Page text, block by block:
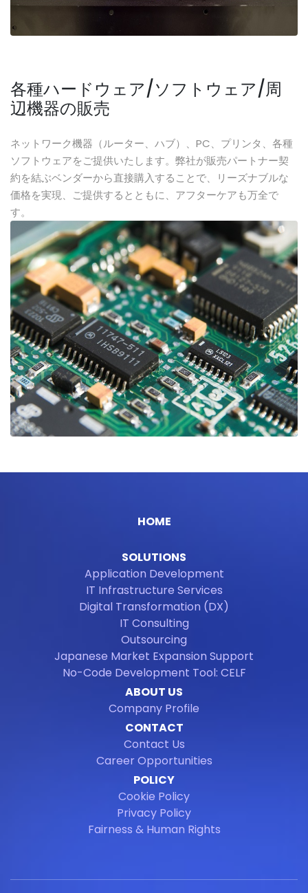
各種ハードウェア/ソフトウェア/周
辺機器の販売
ネットワーク機器（ルーター、ハブ）、PC、プリンタ、各種
ソフトウェアをご提供いたします。弊社が販売パートナー契
約を結ぶベンダーから直接購入することで、リーズナブルな
価格を実現、ご提供するとともに、アフターケアも万全で
す。
HOME
SOLUTIONS
Application Development
IT Infrastructure Services
Digital Transformation (DX)
IT Consulting
Outsourcing
Japanese Market Expansion Support
No-Code Development Tool: CELF
ABOUT US
Company Profile
CONTACT
Contact Us
Career Opportunities
POLICY
Cookie Policy
Privacy Policy
Fairness & Human Rights